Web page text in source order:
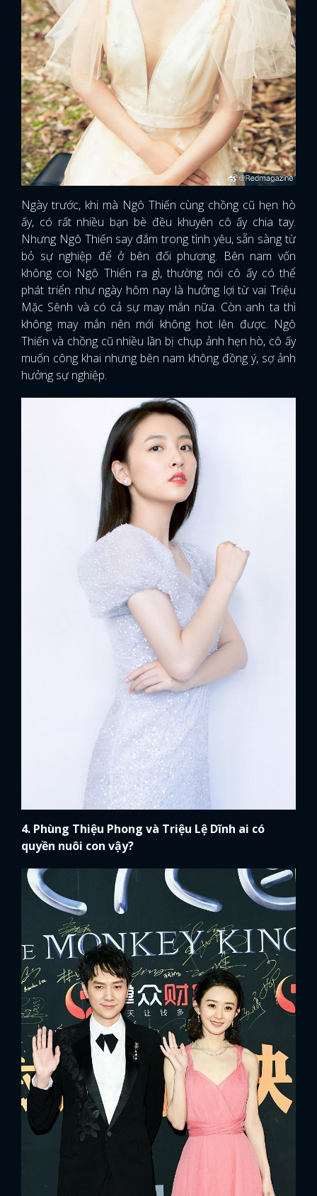
ĐĂNG NHẬP
Ngày trước, khi mà Ngô Thiến cùng chồng cũ hẹn hò
ấy, có rất nhiều bạn bè đều khuyên cô ấy chia tay.
Nhưng Ngô Thiến say đắm trong tình yêu, sẵn sàng từ
bỏ sự nghiệp để ở bên đối phương. Bên nam vốn
không coi Ngô Thiến ra gì, thường nói cô ấy có thể
phát triển như ngày hôm nay là hưởng lợi từ vai Triệu
Mặc Sênh và có cả sự may mắn nữa. Còn anh ta thì
không may mắn nên mới không hot lên được. Ngô
Thiến và chồng cũ nhiều lần bị chụp ảnh hẹn hò, cô ấy
muốn công khai nhưng bên nam không đồng ý, sợ ảnh
hưởng sự nghiệp.
4. Phùng Thiệu Phong và Triệu Lệ Dĩnh ai có
quyền nuôi con vậy?